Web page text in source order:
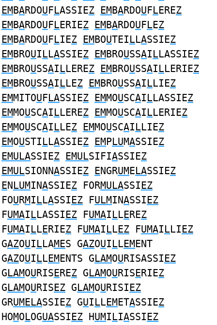
EMBARDOUFLASSIEZ EMBARDOUFLEREZ
EMBARDOUFLERIEZ EMBARDOUFLEZ
EMBARDOUFLIEZ EMBOUTEILLASSIEZ
EMBROUILLASSIEZ EMBROUSSAILLASSIEZ
EMBROUSSAILLEREZ EMBROUSSAILLERIEZ
EMBROUSSAILLEZ EMBROUSSAILLIEZ
EMMITOUFLASSIEZ EMMOUSCAILLASSIEZ
EMMOUSCAILLEREZ EMMOUSCAILLERIEZ
EMMOUSCAILLEZ EMMOUSCAILLIEZ
EMOUSTILLASSIEZ EMPLUMASSIEZ
EMULASSIEZ EMULSIFIASSIEZ
EMULSIONNASSIEZ ENGRUMELASSIEZ
ENLUMINASSIEZ FORMULASSIEZ
FOURMILLASSIEZ FULMINASSIEZ
FUMAILLASSIEZ FUMAILLEREZ
FUMAILLERIEZ FUMAILLEZ FUMAILLIEZ
GAZOUILLAMES GAZOUILLEMENT
GAZOUILLEMENTS GLAMOURISASSIEZ
GLAMOURISEREZ GLAMOURISERIEZ
GLAMOURISEZ GLAMOURISIEZ
GRUMELASSIEZ GUILLEMETASSIEZ
HOMOLOGUASSIEZ HUMILIASSIEZ